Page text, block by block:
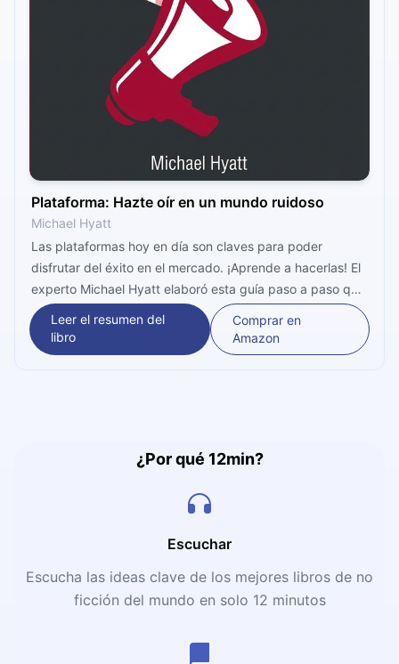
Plataforma: Hazte oír en un mundo ruidoso
Michael Hyatt
Las plataformas hoy en día son claves para poder
disfrutar del éxito en el mercado. ¡Aprende a hacerlas! El
experto Michael Hyatt elaboró esta guía paso a paso que
te orientará cómo llevarla a cabo. Incrementa tu
audiencia y llega de forma más eficiente con técnicas
modernas.
Leer el resumen del
libro
Comprar en
Amazon
¿Por qué 12min?
Escuchar
Escucha las ideas clave de los mejores libros de no
ficción del mundo en solo 12 minutos